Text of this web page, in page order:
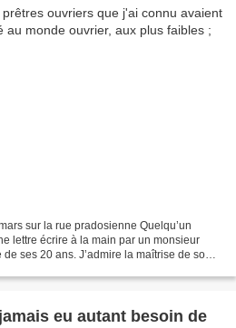
sur la rue pradosienne Quelqu’un
lettre écrire à la main par un monsieur
ses 20 ans. J’admire la maîtrise de son
eu autant besoin de